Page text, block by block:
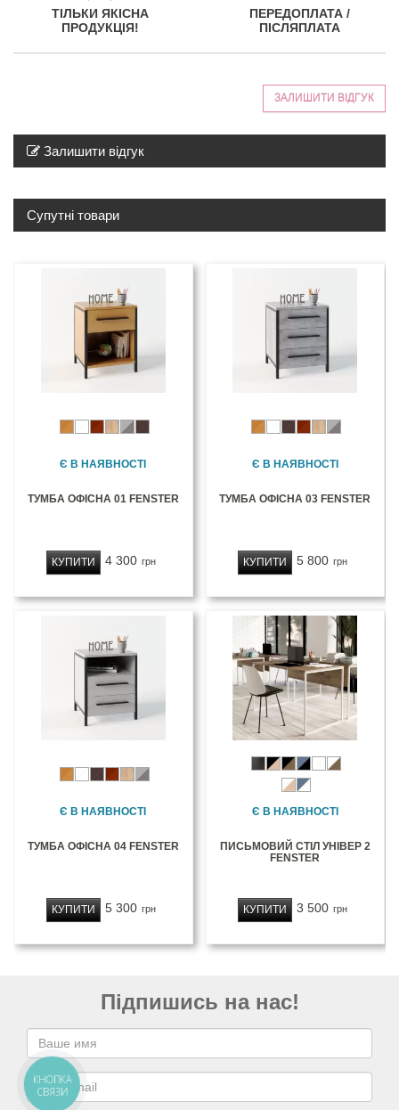
ТІЛЬКИ ЯКІСНА
ПРОДУКЦІЯ!
ПЕРЕДОПЛАТА /
ПІСЛЯПЛАТА
ЗАЛИШИТИ ВІДГУК
Залишити відгук
Супутні товари
Є В НАЯВНОСТІ
ТУМБА ОФІСНА 01 FENSTER
4 300 грн
КУПИТИ
Є В НАЯВНОСТІ
ТУМБА ОФІСНА 03 FENSTER
5 800 грн
КУПИТИ
Є В НАЯВНОСТІ
ТУМБА ОФІСНА 04 FENSTER
5 300 грн
КУПИТИ
Є В НАЯВНОСТІ
ПИСЬМОВИЙ СТІЛ УНІВЕР 2
FENSTER
3 500 грн
КУПИТИ
Підпишись на нас!
КНОПКА
СВЯЗИ